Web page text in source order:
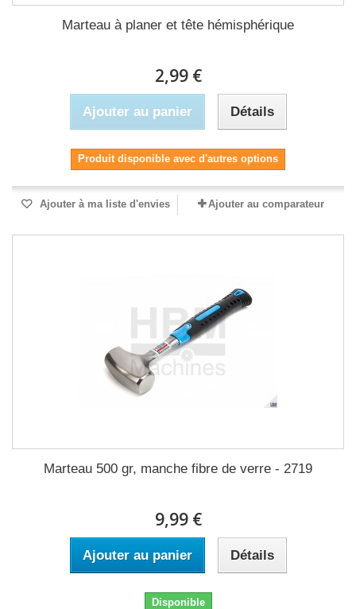
Marteau à planer et tête hémisphérique
2,99 €
Ajouter au panier Détails
Produit disponible avec d'autres options
Ajouter à ma liste d'envies Ajouter au comparateur
Marteau 500 gr, manche fibre de verre - 2719
9,99 €
Ajouter au panier Détails
Disponible